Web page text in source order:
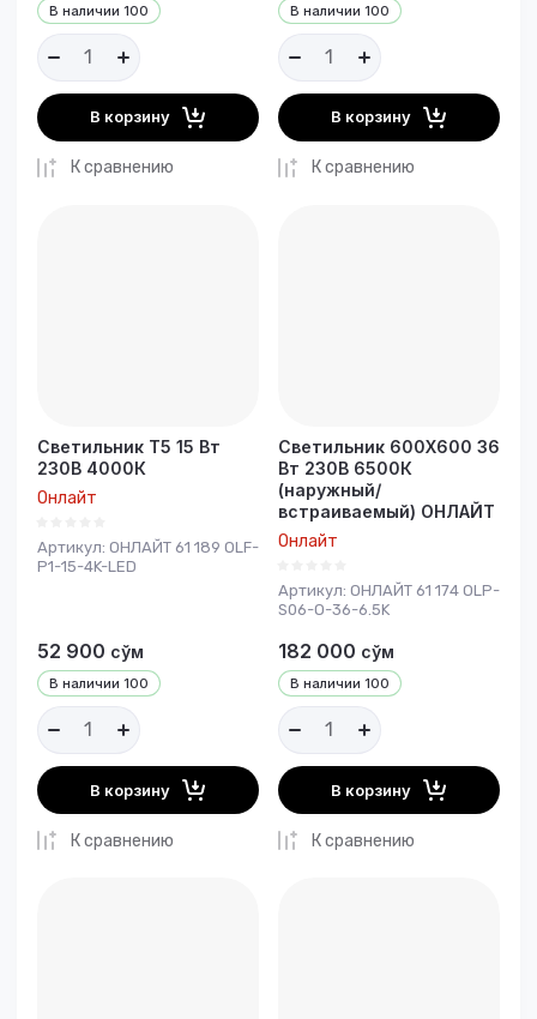
В наличии 100
В корзину
К сравнению
В наличии 100
В корзину
К сравнению
Светильник T5 15 Вт
230В 4000К
Онлайт
Артикул: ОНЛАЙТ 61 189 OLF-
P1-15-4K-LED
В наличии 100
52 900 сўм
В корзину
К сравнению
Светильник 600Х600 36
Вт 230В 6500К
(наружный/
встраиваемый) ОНЛАЙТ
Онлайт
Артикул: ОНЛАЙТ 61 174 OLP-
S06-O-36-6.5K
В наличии 100
182 000 сўм
В корзину
К сравнению